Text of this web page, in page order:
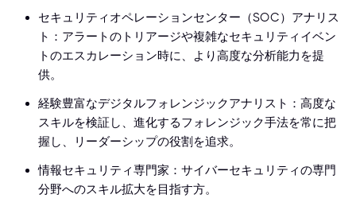
セキュリティオペレーションセンター（SOC）アナリス
ト：アラートのトリアージや複雑なセキュリティイベン
トのエスカレーション時に、より高度な分析能力を提
供。
経験豊富なデジタルフォレンジックアナリスト：高度な
スキルを検証し、進化するフォレンジック手法を常に把
握し、リーダーシップの役割を追求。
情報セキュリティ専門家：サイバーセキュリティの専門
分野へのスキル拡大を目指す方。